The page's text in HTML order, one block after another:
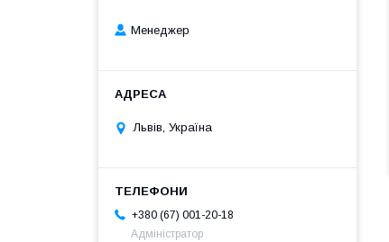
Менеджер
Львів, Україна
+380 (67) 001-20-18
Адміністратор